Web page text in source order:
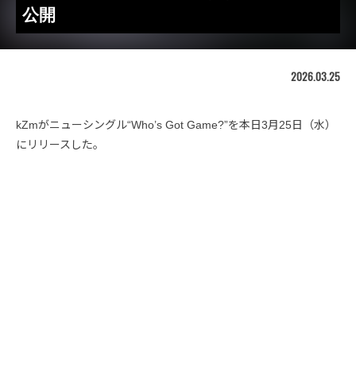
公開
2026.03.25
kZmがニューシングル“Who’s Got Game?”を本日3月25日（水）
にリリースした。